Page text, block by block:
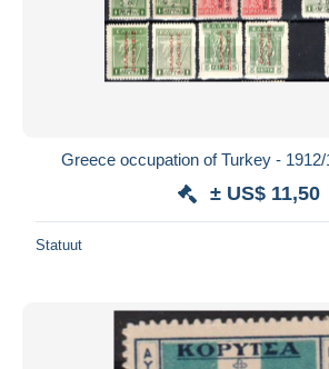
Greece occupation of Turkey -
± US$ 11,50
Statuut